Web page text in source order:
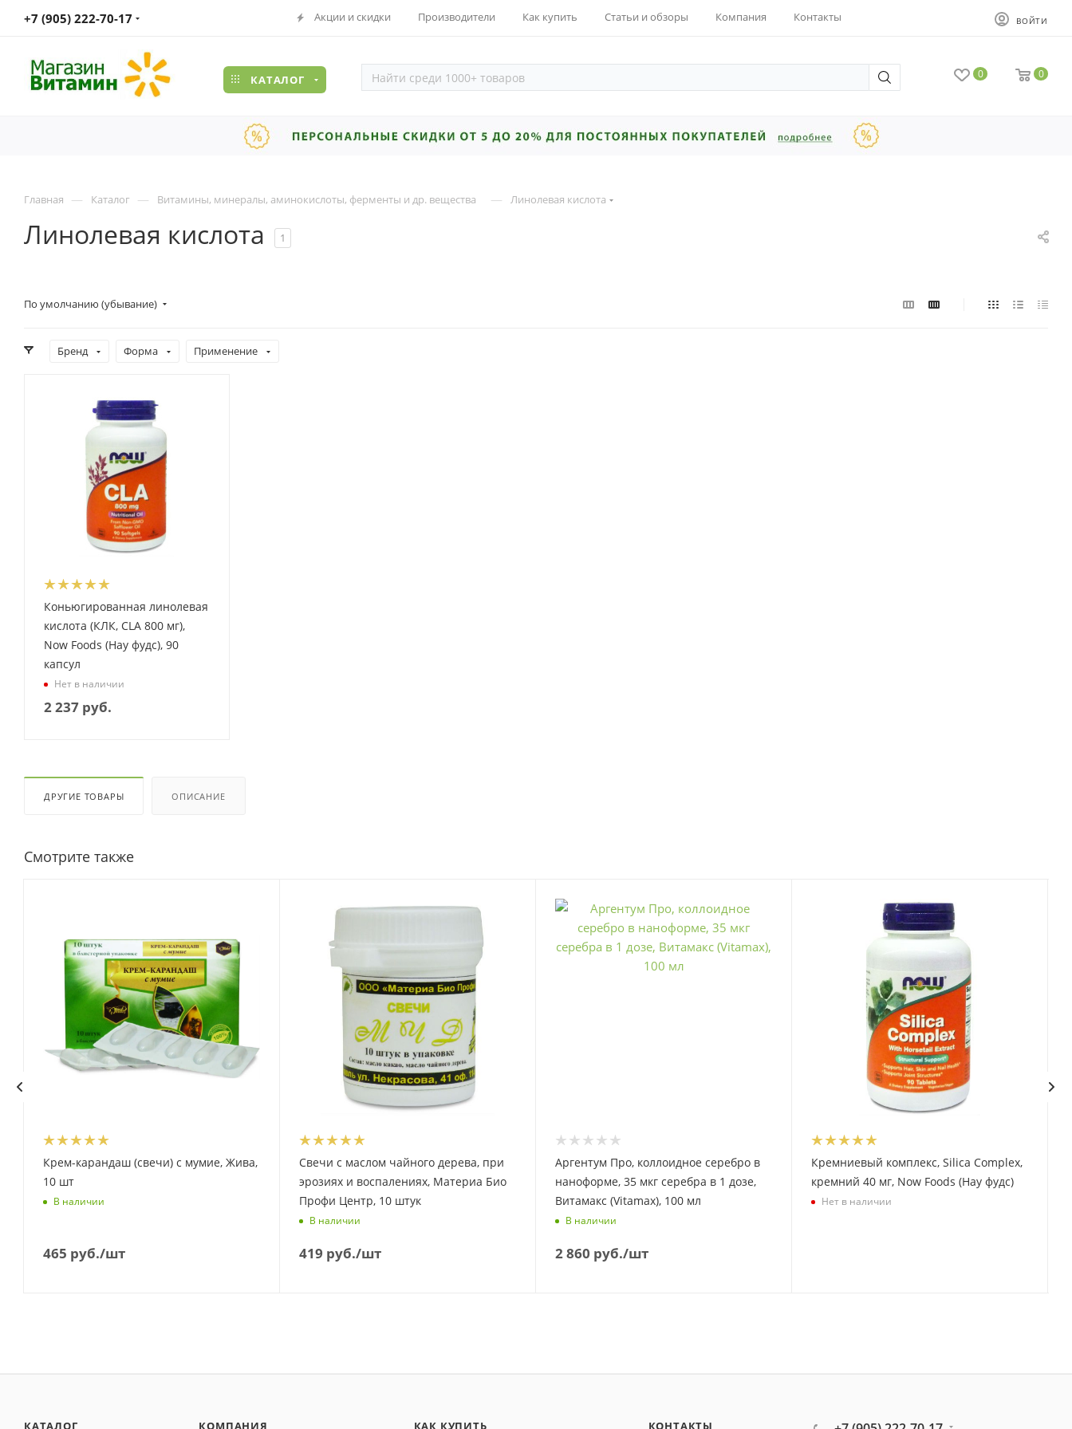
+7 (905) 222-70-17 Акции и скидки Производители Как купить Статьи и обзоры Компания Контакты ВОЙТИ
КАТАЛОГ 0 0
Главная — Каталог — Витамины, минералы, аминокислоты, ферменты и др. вещества — Линолевая кислота
Линолевая кислота 1
По умолчанию (убывание)
Бренд Форма Применение
Коньюгированная линолевая
кислота (КЛК, CLA 800 мг),
Now Foods (Нау фудс), 90
капсул
Нет в наличии
2 237 руб.
ДРУГИЕ ТОВАРЫ ОПИСАНИЕ
Смотрите также
Крем-карандаш (свечи) с мумие, Жива,
10 шт
В наличии
465 руб./шт
Свечи с маслом чайного дерева, при
эрозиях и воспалениях, Материа Био
Профи Центр, 10 штук
В наличии
419 руб./шт
Аргентум Про, коллоидное серебро в
наноформе, 35 мкг серебра в 1 дозе,
Витамакс (Vitamax), 100 мл
В наличии
2 860 руб./шт
Кремниевый комплекс, Silica Complex,
кремний 40 мг, Now Foods (Нау фудс)
Нет в наличии
КАТАЛОГ КОМПАНИЯ КАК КУПИТЬ КОНТАКТЫ